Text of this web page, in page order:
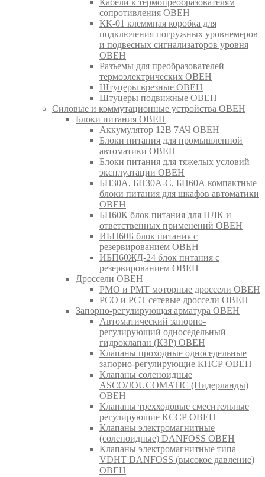
Кабели к термопреобразователям
сопротивления ОВЕН
КК-01 клеммная коробка для
подключения погружных уровнемеров
и подвесных сигнализаторов уровня
ОВЕН
Разъемы для преобразователей
термоэлектрических ОВЕН
Штуцеры врезные ОВЕН
Штуцеры подвижные ОВЕН
Силовые и коммутационные устройства ОВЕН
Блоки питания ОВЕН
Аккумулятор 12В 7АЧ ОВЕН
Блоки питания для промышленной
автоматики ОВЕН
Блоки питания для тяжелых условий
эксплуатации ОВЕН
БП30А, БП30А-С, БП60А компактные
блоки питания для шкафов автоматики
ОВЕН
БП60К блок питания для ПЛК и
ответственных применений ОВЕН
ИБП60Б блок питания с
резервированием ОВЕН
ИБП60ЖД-24 блок питания с
резервированием ОВЕН
Дроссели ОВЕН
РМО и РМТ моторные дроссели ОВЕН
РСО и РСТ сетевые дроссели ОВЕН
Запорно-регулирующая арматура ОВЕН
Автоматический запорно-
регулирующий односедельный
гидроклапан (КЗР) ОВЕН
Клапаны проходные односедельные
запорно-регулирующие КПСР ОВЕН
Клапаны соленоидные
ASCO/JOUCOMATIC (Нидерланды)
ОВЕН
Клапаны трехходовые смесительные
регулирующие КССР ОВЕН
Клапаны электромагнитные
(соленоидные) DANFOSS ОВЕН
Клапаны электромагнитные типа
VDHT DANFOSS (высокое давление)
ОВЕН